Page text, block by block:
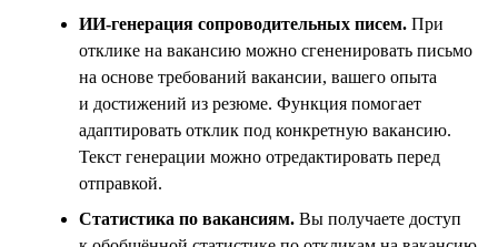
ИИ-генерация сопроводительных писем. При
отклике на вакансию можно сгененировать письмо
на основе требований вакансии, вашего опыта
и достижений из резюме. Функция помогает
адаптировать отклик под конкретную вакансию.
Текст генерации можно отредактировать перед
отправкой.
Статистика по вакансиям. Вы получаете доступ